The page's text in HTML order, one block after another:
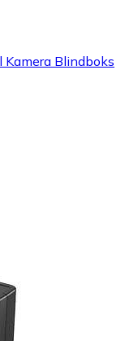
Kamera Blindboks